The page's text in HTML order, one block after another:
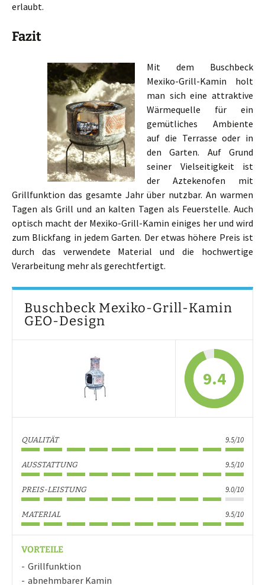
erlaubt.
Fazit
Mit dem Buschbeck
Mexiko-Grill-Kamin holt
man sich eine attraktive
Wärmequelle für ein
gemütliches Ambiente
auf die Terrasse oder in
den Garten. Auf Grund
seiner Vielseitigkeit ist
der Aztekenofen mit
Grillfunktion das gesamte Jahr über nutzbar. An warmen
Tagen als Grill und an kalten Tagen als Feuerstelle. Auch
optisch macht der Mexiko-Grill-Kamin einiges her und wird
zum Blickfang in jedem Garten. Der etwas höhere Preis ist
durch das verwendete Material und die hochwertige
Verarbeitung mehr als gerechtfertigt.
Buschbeck Mexiko-Grill-Kamin
GEO-Design
9.4
QUALITÄT 9.5/10
AUSSTATTUNG 9.5/10
PREIS-LEISTUNG 9.0/10
MATERIAL 9.5/10
VORTEILE
Grillfunktion
abnehmbarer Kamin